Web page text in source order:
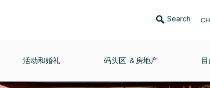
Search
活动和婚礼 码头区 ＆房地产